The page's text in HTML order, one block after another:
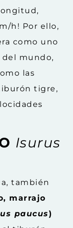
h! Por ello,
como uno
mundo,
las
tigre,
Isurus
también
marrajo
paucus)